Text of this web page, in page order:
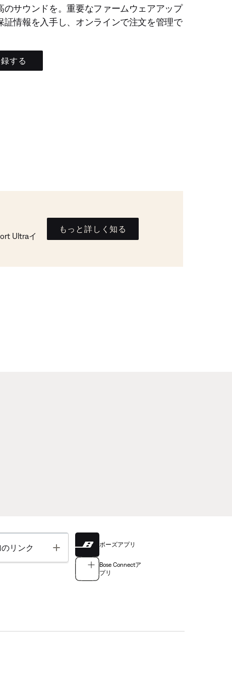
のサウンドを。重要なファームウェアアップ
証情報を入手し、オンラインで注文を管理で
する
Ultraイ
もっと詳しく知る
リンク Toggle ボーズアプリ
Bose Connectア
プリ